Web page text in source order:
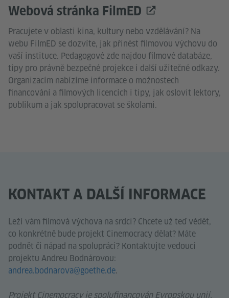
Webová stránka FilmED
Pracujete v oblasti kina, kultury nebo vzdělávání? Na
webu FilmED se dozvíte, jak přinést filmovou výchovu do
vaší instituce. Pedagogové zde najdou filmové databáze,
tipy pro právně bezpečné projekce i další užitečné odkazy.
Organizacím nabízíme informace o možnostech
financování a filmových licencích i tipy, jak oslovit lektory,
publikum a jak spolupracovat se školami.
KONTAKT A DALŠÍ INFORMACE
Leží vám filmová výchova na srdci? Chcete už teď vědět,
co konkrétně bude projekt Cinemocracy dělat? Máte
podnět či nápad na spolupráci? Kontaktujte vedoucí
projektu Andreu Bodnárovou:
andrea.bodnarova@goethe.de.
Projekt Cinemocracy je spolufinancován Evropskou unií,